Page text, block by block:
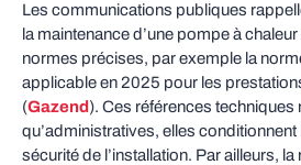
Les communications publiques
la maintenance d’une pompe à
normes précises, par exemple la
applicable en 2025 pour les
(Gazend). Ces références techniques
qu’administratives, elles conditionnent
sécurité de l’installation. Par ailleurs,